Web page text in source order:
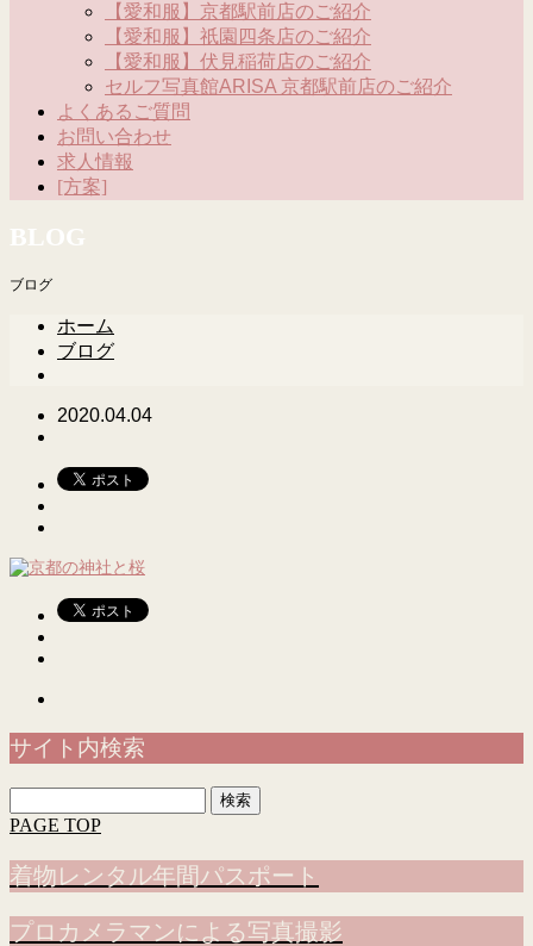
【愛和服】京都駅前店のご紹介
【愛和服】祇園四条店のご紹介
【愛和服】伏見稲荷店のご紹介
セルフ写真館ARISA 京都駅前店のご紹介
よくあるご質問
お問い合わせ
求人情報
[方案]
BLOG
ブログ
ホーム
ブログ
2020.04.04
サイト内検索
索:
PAGE TOP
着物レンタル年間パスポート
プロカメラマンによる写真撮影